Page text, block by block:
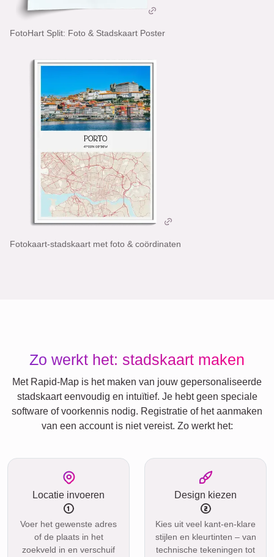
FotoHart Split: Foto & Stadskaart Poster
Fotokaart-stadskaart met foto & coördinaten
Zo werkt het: stadskaart maken
Met Rapid-Map is het maken van jouw gepersonaliseerde
stadskaart eenvoudig en intuïtief. Je hebt geen speciale
software of voorkennis nodig. Registratie of het aanmaken
van een account is niet vereist. Zo werkt het:
Locatie invoeren
Voer het gewenste adres
of de plaats in het
zoekveld in en verschuif
Design kiezen
Kies uit veel kant-en-klare
stijlen en kleurtinten – van
technische tekeningen tot